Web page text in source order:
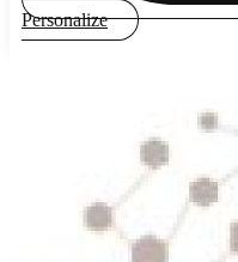
Personalize